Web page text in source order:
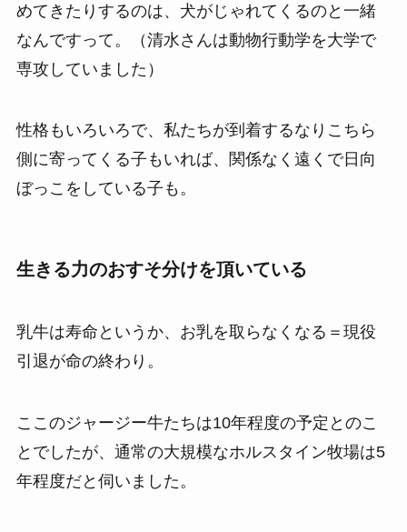
めてきたりするのは、犬がじゃれてくるのと一緒
なんですって。（清水さんは動物行動学を大学で
専攻していました）
性格もいろいろで、私たちが到着するなりこちら
側に寄ってくる子もいれば、関係なく遠くで日向
ぼっこをしている子も。
生きる力のおすそ分けを頂いている
乳牛は寿命というか、お乳を取らなくなる＝現役
引退が命の終わり。
ここのジャージー牛たちは10年程度の予定とのこ
とでしたが、通常の大規模なホルスタイン牧場は5
年程度だと伺いました。